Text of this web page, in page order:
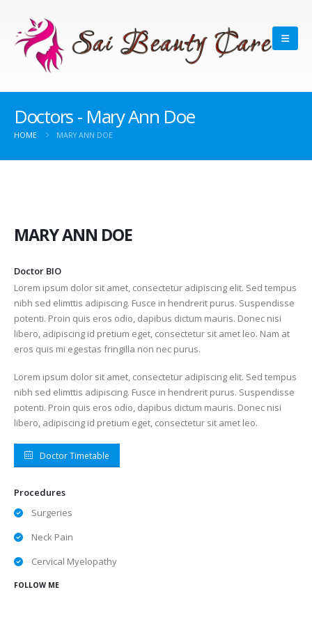
Doctors - Mary Ann Doe
HOME MARY ANN DOE
MARY ANN DOE
Doctor BIO
Lorem ipsum dolor sit amet, consectetur adipiscing elit. Sed tempus
nibh sed elimttis adipiscing. Fusce in hendrerit purus. Suspendisse
potenti. Proin quis eros odio, dapibus dictum mauris. Donec nisi
libero, adipiscing id pretium eget, consectetur sit amet leo. Nam at
eros quis mi egestas fringilla non nec purus.
Lorem ipsum dolor sit amet, consectetur adipiscing elit. Sed tempus
nibh sed elimttis adipiscing. Fusce in hendrerit purus. Suspendisse
potenti. Proin quis eros odio, dapibus dictum mauris. Donec nisi
libero, adipiscing id pretium eget, consectetur sit amet leo.
Doctor Timetable
Procedures
Surgeries
Neck Pain
Cervical Myelopathy
FOLLOW ME